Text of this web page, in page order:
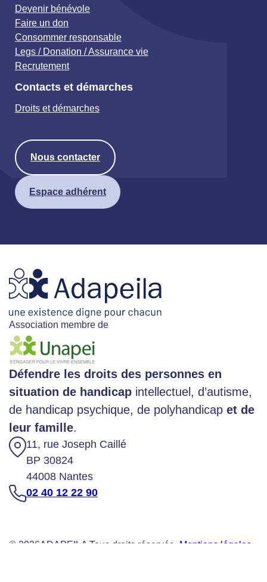
Devenir bénévole
Faire un don
Consommer responsable
Legs / Donation / Assurance vie
Recrutement
Contacts et démarches
Droits et démarches
Nous contacter
Espace adhérent
Association membre de
Défendre les droits des personnes en
situation de handicap intellectuel, d’autisme,
de handicap psychique, de polyhandicap et de
leur famille.
11, rue Joseph Caillé
BP 30824
44008 Nantes
02 40 12 22 90
© 2026 ADAPEILA Tous droits réservés - Mentions légales